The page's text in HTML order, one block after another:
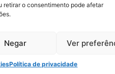
retirar o consentimento pode afetar
Negar Ver
Política de privacidade